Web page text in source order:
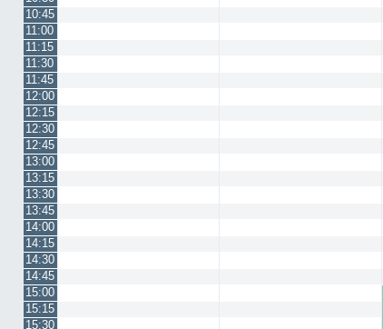
10:45
11:00
11:15
11:30
11:45
12:00
12:15
12:30
12:45
13:00
13:15
13:30
13:45
14:00
14:15
14:30
14:45
15:00
15:15
15:30